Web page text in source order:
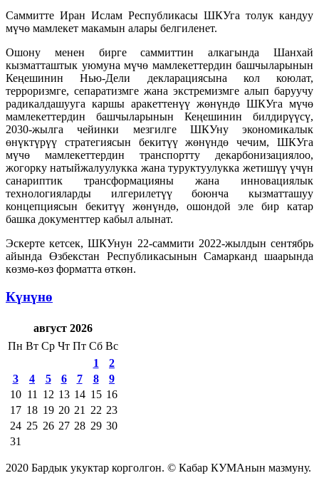
Саммитте Иран Ислам Республикасы ШКУга толук кандуу
мүчө мамлекет макамын алары белгиленет.
Ошону менен бирге саммиттин алкагында Шанхай
кызматташтык уюмуна мүчө мамлекеттердин башчыларынын
Кеңешинин Нью-Дели декларациясына кол коюлат,
терроризмге, сепаратизмге жана экстремизмге алып баруучу
радикалдашууга каршы аракеттенүү жөнүндө ШКУга мүчө
мамлекеттердин башчыларынын Кеңешинин билдирүүсү,
2030-жылга чейинки мезгилге ШКУну экономикалык
өнүктүрүү стратегиясын бекитүү жөнүндө чечим, ШКУга
мүчө мамлекеттердин транспортту декарбонизациялоо,
жогорку натыйжалуулукка жана туруктуулукка жетишүү үчүн
санариптик трансформацияны жана инновациялык
технологияларды илгерилетүү боюнча кызматташуу
концепциясын бекитүү жөнүндө, ошондой эле бир катар
башка документтер кабыл алынат.
Эскерте кетсек, ШКУнун 22-саммити 2022-жылдын сентябрь
айында Өзбекстан Республикасынын Самарканд шаарында
көзмө-көз форматта өткөн.
Күнүнө
август 2026
Пн Вт Ср Чт Пт Сб Вс
1
2
3
4 5 6 7 8
9
10 11 12 13 14 15 16
17 18 19 20 21 22 23
24 25 26 27 28 29 30
31
2020 Бардык укуктар корголгон. © Кабар КУМАнын мазмуну.